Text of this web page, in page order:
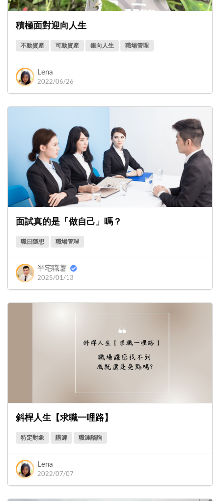
積極面對迎向人生
不動資產 可動資產 銀向人生 職場管理
Lena
2022/06/26
面試真的是「做自己」嗎？
職日隨想 職場管理
半宅職薯
2025/01/13
斜桿人生【求職一哩路】
特定對象 講師 職涯諮詢
Lena
2022/07/07